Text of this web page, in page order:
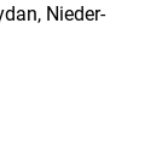
Nieder-